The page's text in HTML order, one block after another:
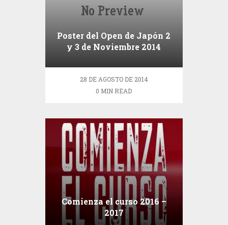
Poster del Open de Japón 2
y 3 de Noviembre 2014
28 DE AGOSTO DE 2014
0 MIN READ
Comienza el curso 2016 –
2017